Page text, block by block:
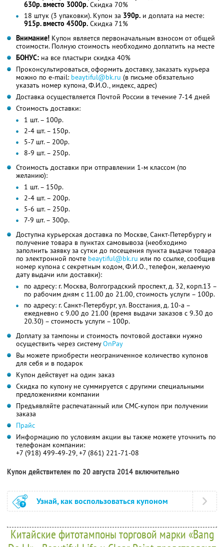
630р. вместо 3000р. Скидка 70%
18 штук (3 упаковки). Купон за 390р. и доплата на месте:
915р. вместо 4500р. Скидка 71%
Внимание! Купон является первоначальным взносом от общей
стоимости. Полную стоимость необходимо доплатить на месте
БОНУС: на все пластыри скидка 40%
Проконсультироваться, оформить доставку, заказать курьера
можно по e-mail: beaytiful@bk.ru (в письме обязательно
указать номер купона, Ф.И.О., индекс, адрес)
Доставка осуществляется Почтой России в течение 7-14 дней
Стоимость доставки:
1 шт. – 100р.
2-4 шт. – 150р.
5-7 шт. – 200р.
8-9 шт. – 250р.
Стоимость доставки при отправлении 1-м классом (по
желанию):
1 шт. – 150р.
2-4 шт. – 200р.
5-6 шт. – 250р.
7-9 шт. – 300р.
Доступна курьерская доставка по Москве, Санкт-Петербургу и
получение товара в пунктах самовывоза (необходимо
заполнить заявку за сутки до посещения пункта выдачи товара
по электронной почте beaytiful@bk.ru или по ссылке, сообщив
номер купона с секретным кодом, Ф.И.О., телефон, желаемую
дату выдачи или доставки):
по адресу: г. Москва, Волгоградский проспект, д. 32, корп.13 –
по рабочим дням с 11.00 до 21.00, стоимость услуги – 100р.
по адресу: г. Санкт-Петербург, ул. Восстания, д. 10-а –
ежедневно с 9.00 до 21.00 (время выдачи заказов с 9.30 до
20.30) – стоимость услуги – 100р.
Доплату за тампоны и стоимость почтовой доставки нужно
осуществить через системуOnPay
Вы можете приобрести неограниченное количество купонов
для себя и в подарок
Купон действует на один заказ
Скидка по купону не суммируется с другими специальными
предложениями компании
Предъявляйте распечатанный или СМС-купон при получении
заказа
Прайс
Информацию по условиям акции вы также можете уточнить по
телефонам компании:
+7 (918) 499-49-29, +7 (861) 221-71-08
Купон действителен по 20 августа 2014 включительно
Узнай, как воспользоваться купоном
Китайские фитотампоны торговой марки «Bang